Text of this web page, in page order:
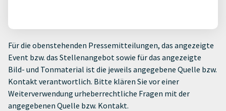
Für die obenstehenden Pressemitteilungen, das angezeigte
Event bzw. das Stellenangebot sowie für das angezeigte
Bild- und Tonmaterial ist die jeweils angegebene Quelle bzw.
Kontakt verantwortlich. Bitte klären Sie vor einer
Weiterverwendung urheberrechtliche Fragen mit der
angegebenen Quelle bzw. Kontakt.